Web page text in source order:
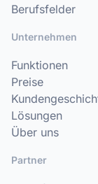
Berufsfelder
Unternehmen
Funktionen
Preise
Lösungen
Über uns
Partner